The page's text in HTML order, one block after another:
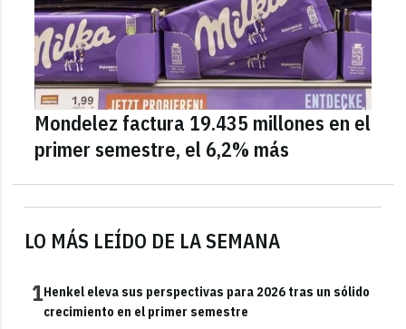
LO MÁS LEÍDO DE LA SEMANA
1Henkel eleva sus perspectivas para 2026 tras un sólido
crecimiento en el primer semestre
Mondelez factura 19.435 millones en el
primer semestre, el 6,2% más